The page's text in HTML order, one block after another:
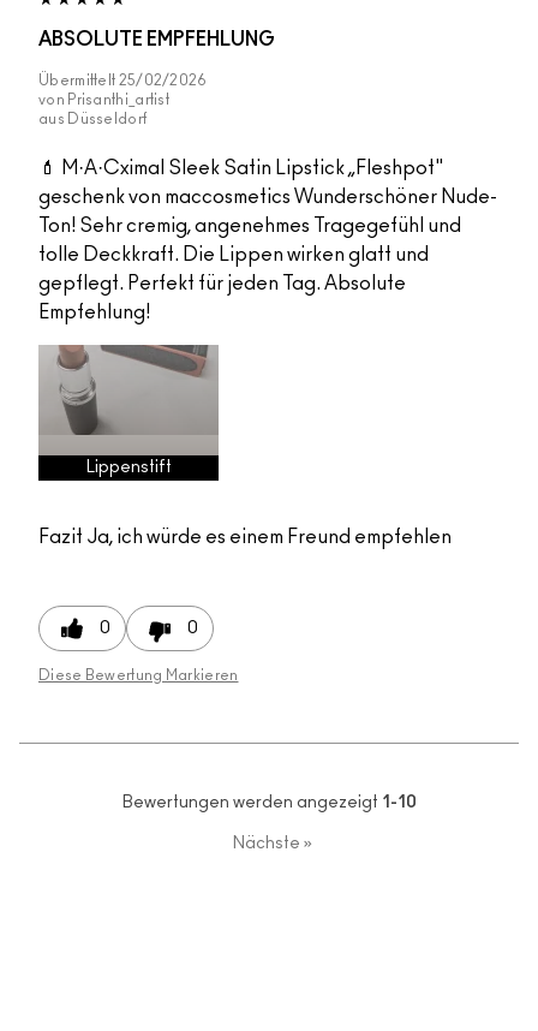
ABSOLUTE EMPFEHLUNG
Übermittelt 25/02/2026
von Prisanthi_artist
aus
Düsseldorf
💄 M·A·Cximal Sleek Satin Lipstick „Fleshpot"
geschenk von maccosmetics Wunderschöner Nude-
Ton! Sehr cremig, angenehmes Tragegefühl und
tolle Deckkraft. Die Lippen wirken glatt und
gepflegt. Perfekt für jeden Tag. Absolute
Empfehlung!
Lippenstift
Fazit Ja, ich würde es einem Freund empfehlen
0 0
Diese Bewertung Markieren
Bewertungen werden angezeigt 1-10
Nächste »